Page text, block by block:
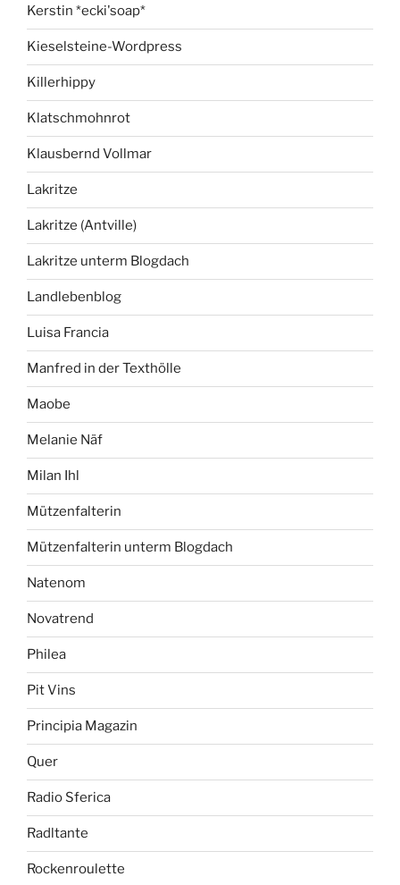
Kerstin *ecki'soap*
Kieselsteine-Wordpress
Killerhippy
Klatschmohnrot
Klausbernd Vollmar
Lakritze
Lakritze (Antville)
Lakritze unterm Blogdach
Landlebenblog
Luisa Francia
Manfred in der Texthölle
Maobe
Melanie Näf
Milan Ihl
Mützenfalterin
Mützenfalterin unterm Blogdach
Natenom
Novatrend
Philea
Pit Vins
Principia Magazin
Quer
Radio Sferica
Radltante
Rockenroulette